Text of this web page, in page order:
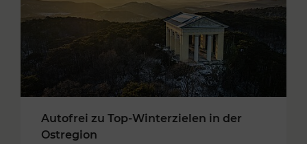
Autofrei zu Top-Winterzielen in der
Ostregion